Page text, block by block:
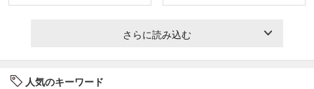
さらに読み込む
人気のキーワード